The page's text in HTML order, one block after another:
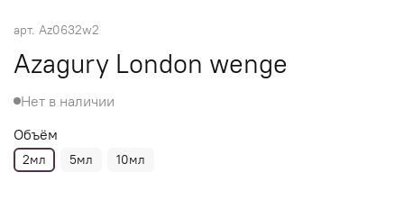
арт. Az0632w2
Azagury London wenge
Нет в наличии
Объём
2мл 5мл 10мл